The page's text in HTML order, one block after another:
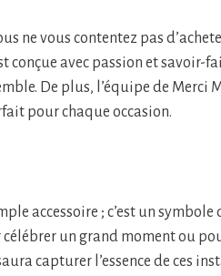
ne vous contentez pas
conçue avec passion et
De plus, l’équipe de Merci
pour chaque occasion.
accessoire ; c’est un symbole
célébrer un grand moment ou
capturer l’essence de ces